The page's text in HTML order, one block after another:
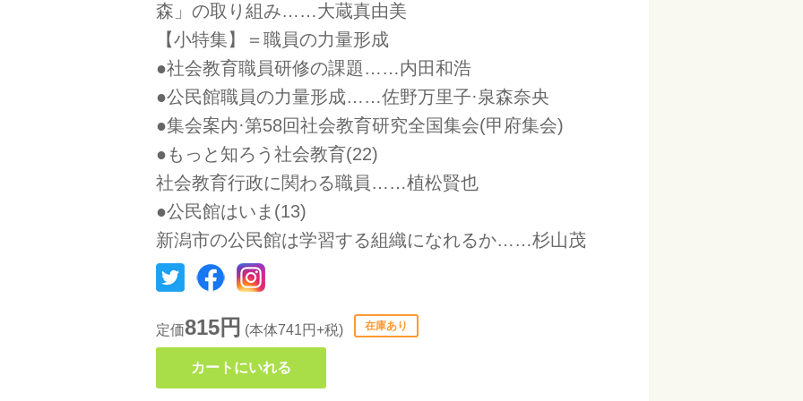
森」の取り組み……大蔵真由美
【小特集】＝職員の力量形成
●社会教育職員研修の課題……内田和浩
●公民館職員の力量形成……佐野万里子·泉森奈央
●集会案内·第58回社会教育研究全国集会(甲府集会)
●もっと知ろう社会教育(22)
社会教育行政に関わる職員……植松賢也
●公民館はいま(13)
新潟市の公民館は学習する組織になれるか……杉山茂
定価815円 (本体741円+税) 在庫あり
カートにいれる